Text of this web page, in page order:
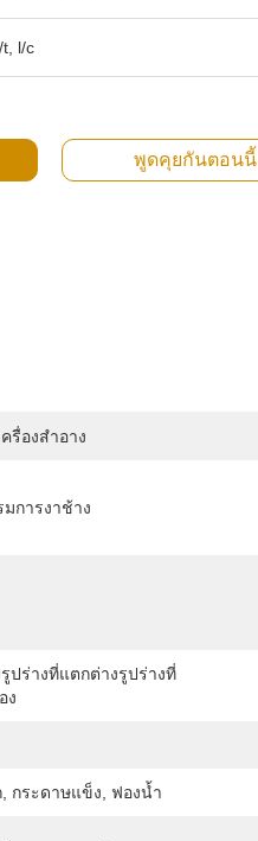
t, l/c
พูดคุยกันตอนนี้
ครื่องสำอาง
การงาช้าง
ปร่างที่แตกต่างรูปร่างที่
ง
กระดาษแข็ง, ฟองน้ำ